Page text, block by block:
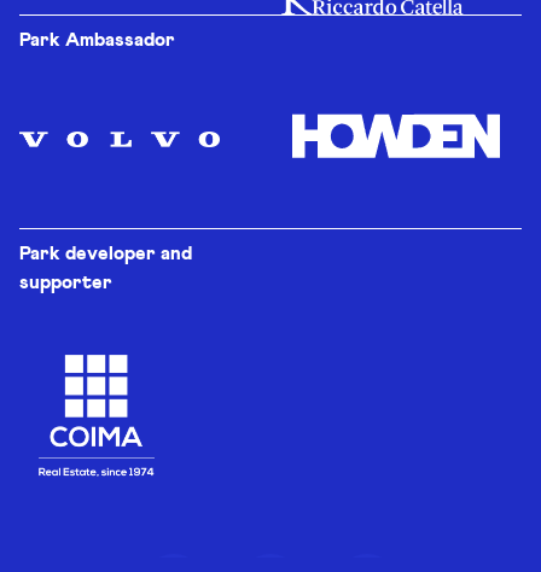
Park Ambassador
Park developer and
supporter